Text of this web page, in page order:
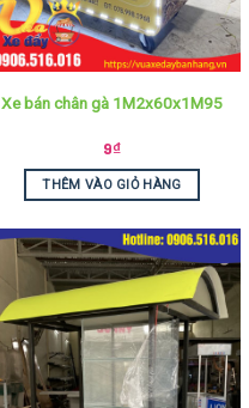
Xe bán chân gà 1M2x60x1M95
9₫
THÊM VÀO GIỎ HÀNG